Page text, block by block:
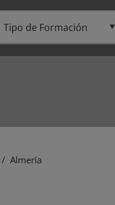
/ Almería